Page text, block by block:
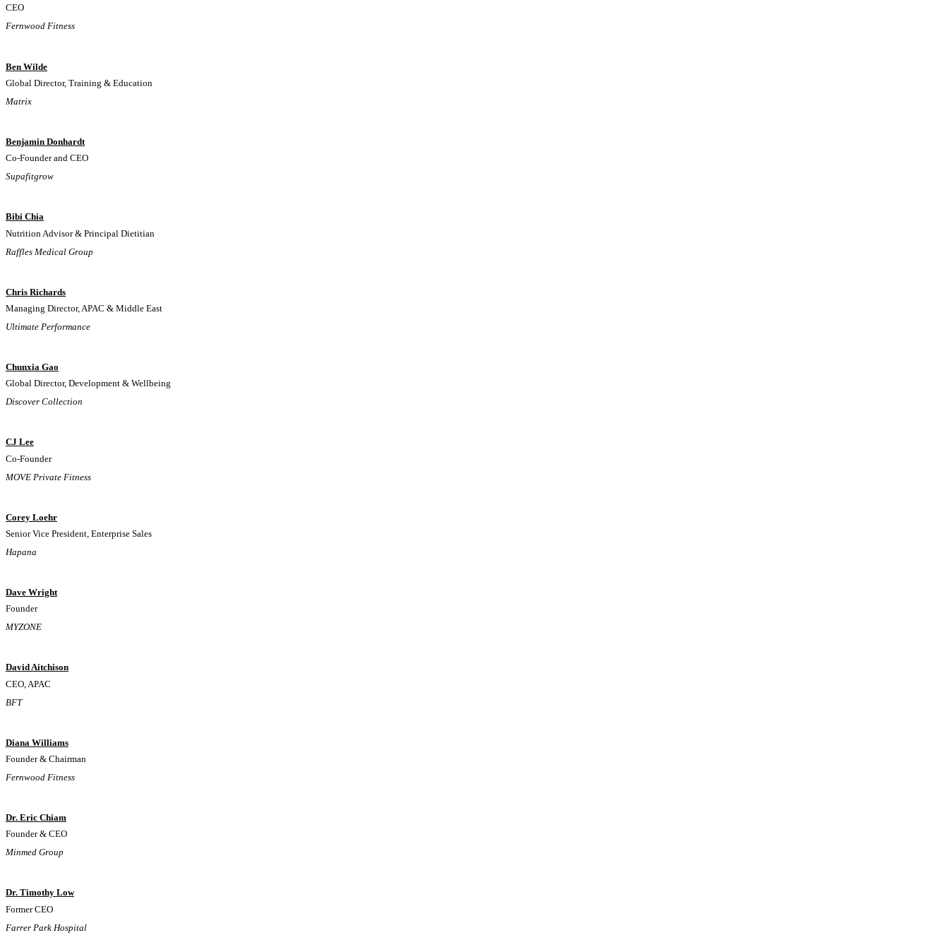
CEO
Fernwood Fitness
Ben Wilde
Global Director, Training & Education
Matrix
Benjamin Donhardt
Co-Founder and CEO
Supafitgrow
Bibi Chia
Nutrition Advisor & Principal Dietitian
Raffles Medical Group
Chris Richards
Managing Director, APAC & Middle East
Ultimate Performance
Chunxia Gao
Global Director, Development & Wellbeing
Discover Collection
CJ Lee
Co-Founder
MOVE Private Fitness
Corey Loehr
Senior Vice President, Enterprise Sales
Hapana
Dave Wright
Founder
MYZONE
David Aitchison
CEO, APAC
BFT
Diana Williams
Founder & Chairman
Fernwood Fitness
Dr. Eric Chiam
Founder & CEO
Minmed Group
Dr. Timothy Low
Former CEO
Farrer Park Hospital